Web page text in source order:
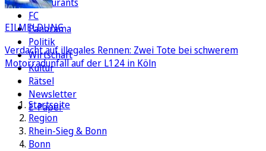
FC
Panorama
Politik
Wirtschaft
Kultur
Rätsel
Newsletter
E-Paper
EILMELDUNG
Verdacht auf illegales Rennen: Zwei Tote bei schwerem
Motorradunfall auf der L124 in Köln
Startseite
Region
Rhein-Sieg & Bonn
Bonn